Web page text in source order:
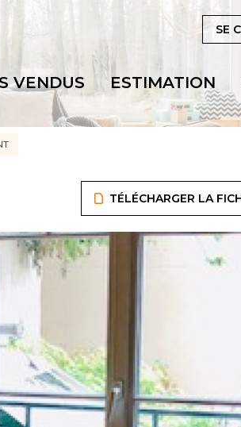
SE
VENDUS ESTIMATION
TÉLÉCHARGER LA